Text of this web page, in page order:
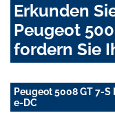
Erkunden
Peugeot
fordern Sie
Peugeot 5008 GT 7-
e-DC